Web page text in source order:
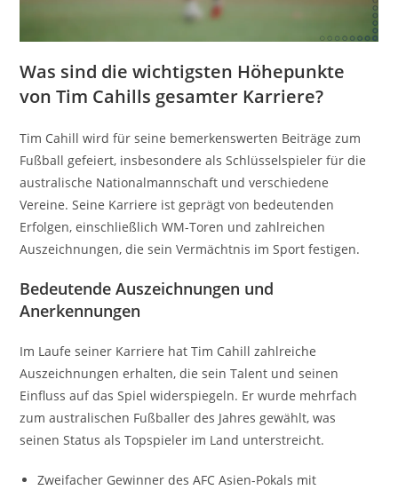
Was sind die wichtigsten Höhepunkte
von Tim Cahills gesamter Karriere?
Tim Cahill wird für seine bemerkenswerten Beiträge zum
Fußball gefeiert, insbesondere als Schlüsselspieler für die
australische Nationalmannschaft und verschiedene
Vereine. Seine Karriere ist geprägt von bedeutenden
Erfolgen, einschließlich WM-Toren und zahlreichen
Auszeichnungen, die sein Vermächtnis im Sport festigen.
Bedeutende Auszeichnungen und
Anerkennungen
Im Laufe seiner Karriere hat Tim Cahill zahlreiche
Auszeichnungen erhalten, die sein Talent und seinen
Einfluss auf das Spiel widerspiegeln. Er wurde mehrfach
zum australischen Fußballer des Jahres gewählt, was
seinen Status als Topspieler im Land unterstreicht.
Zweifacher Gewinner des AFC Asien-Pokals mit